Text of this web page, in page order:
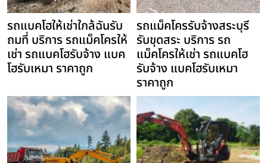
รถแบคโฮให้เช่าใกล้ฉันรับ
ถมที่ บริการ รถแม็คโครให้
เช่า รถแบคโฮรับจ้าง แบค
โฮรับเหมา ราคาถูก
รถแม็คโครรับจ้างสระบุรี
รับขุดสระ บริการ รถ
แม็คโครให้เช่า รถแบคโฮ
รับจ้าง แบคโฮรับเหมา
ราคาถูก